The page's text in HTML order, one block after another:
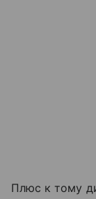
Плюс к тому